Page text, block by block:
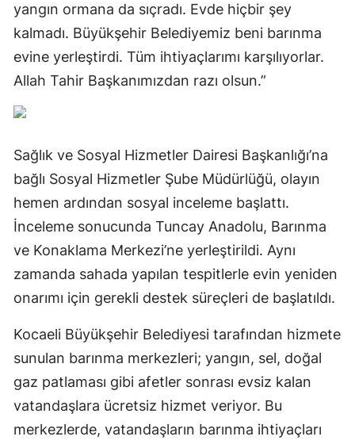
yangın ormana da sıçradı. Evde hiçbir şey
kalmadı. Büyükşehir Belediyemiz beni barınma
evine yerleştirdi. Tüm ihtiyaçlarımı karşılıyorlar.
Allah Tahir Başkanımızdan razı olsun.”
Sağlık ve Sosyal Hizmetler Dairesi Başkanlığı’na
bağlı Sosyal Hizmetler Şube Müdürlüğü, olayın
hemen ardından sosyal inceleme başlattı.
İnceleme sonucunda Tuncay Anadolu, Barınma
ve Konaklama Merkezi’ne yerleştirildi. Aynı
zamanda sahada yapılan tespitlerle evin yeniden
onarımı için gerekli destek süreçleri de başlatıldı.
Kocaeli Büyükşehir Belediyesi tarafından hizmete
sunulan barınma merkezleri; yangın, sel, doğal
gaz patlaması gibi afetler sonrası evsiz kalan
vatandaşlara ücretsiz hizmet veriyor. Bu
merkezlerde, vatandaşların barınma ihtiyaçları